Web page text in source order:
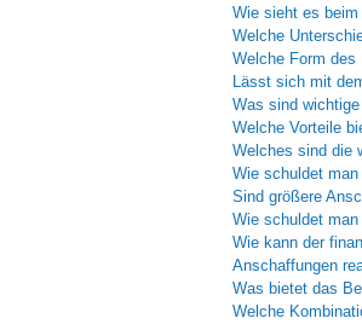
Wie sieht es
Welche
Welche Form
Lässt sich mit
Was sind
Welche Vorteile
Welches sind die
Wie schuldet
Sind größere
Wie schuldet
Wie kann der
Anschaffungen
Was bietet das
Welche